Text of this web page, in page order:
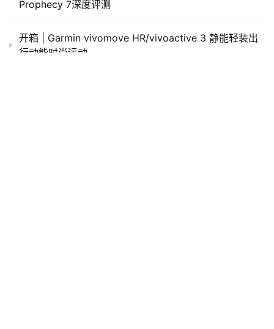
Prophecy 7深度评测
开箱 | Garmin vivomove HR/vivoactive 3 静能轻装出
行动能时尚运动